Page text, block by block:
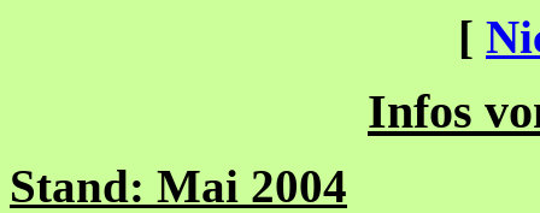
[
Infos
Stand: Mai 2004